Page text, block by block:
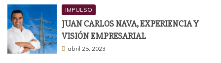
IMPULSO
JUAN CARLOS NAVA, EXPERIENCIA Y
VISIÓN EMPRESARIAL
abril 25, 2023